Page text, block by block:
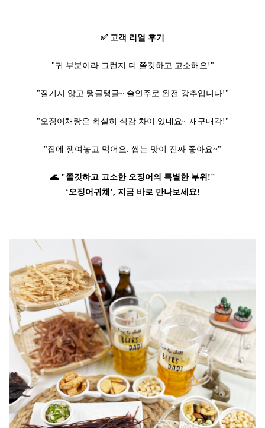
✅ 고객 리얼 후기
"귀 부분이라 그런지 더 쫄깃하고 고소해요!"
"질기지 않고 탱글탱글~ 술안주로 완전 강추입니다!"
"오징어채랑은 확실히 식감 차이 있네요~ 재구매각!"
"집에 쟁여놓고 먹어요. 씹는 맛이 진짜 좋아요~"
🌊 "쫄깃하고 고소한 오징어의 특별한 부위!"
‘오징어귀채’, 지금 바로 만나보세요!